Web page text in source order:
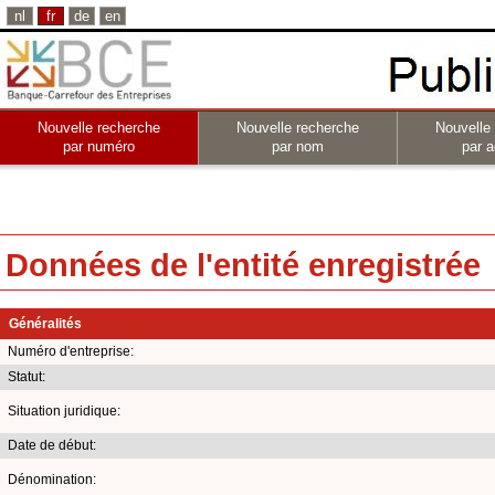
nl fr de en
Nouvelle recherche
par numéro
Nouvelle recherche
par nom
par
Données de l'entité enregistrée
Généralités
Numéro d'entreprise:
Statut:
Situation juridique:
Date de début:
Dénomination: